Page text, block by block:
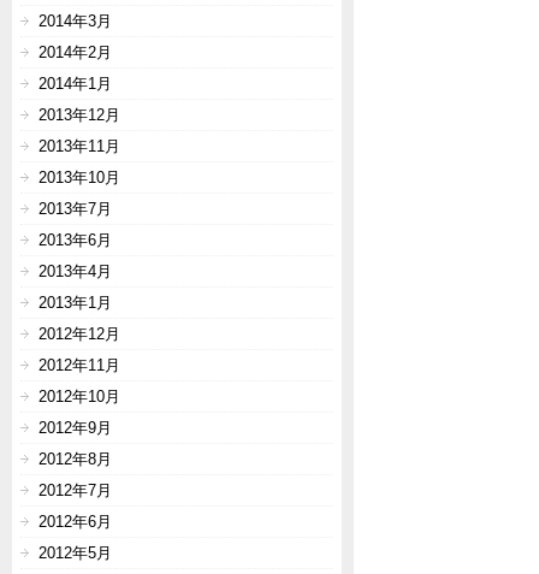
2014年3月
2014年2月
2014年1月
2013年12月
2013年11月
2013年10月
2013年7月
2013年6月
2013年4月
2013年1月
2012年12月
2012年11月
2012年10月
2012年9月
2012年8月
2012年7月
2012年6月
2012年5月